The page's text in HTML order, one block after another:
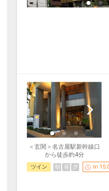
＜玄関＞名古屋駅新幹線口
から徒歩約4分
ツイン 朝 昼 夕 In